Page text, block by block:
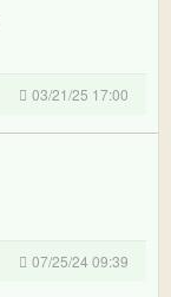
03/21/25 17:00
07/25/24 09:39